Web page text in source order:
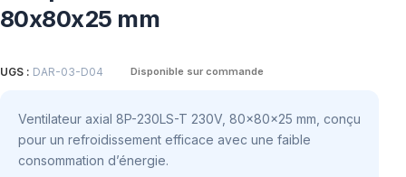
80x80x25 mm
UGS : DAR-03-D04 Disponible sur commande
Ventilateur axial 8P-230LS-T 230V, 80x80x25 mm, conçu
pour un refroidissement efficace avec une faible
consommation d’énergie.